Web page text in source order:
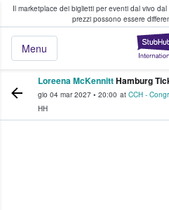
Il marketplace dei biglietti per eventi dal vivo dal
prezzi possono essere
Menu
fan comprano e
Loreena McKennittHamburg
gio 04 mar 2027 • 20:00 at CCH -
HH